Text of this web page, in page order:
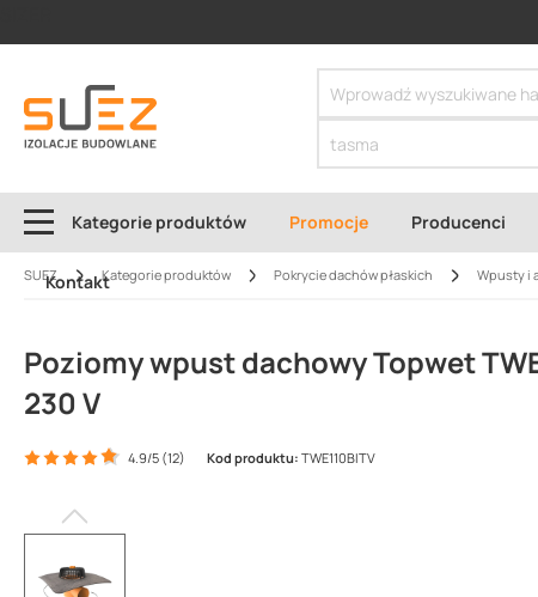
Kategorie produktów Promocje Producenci
Kontakt
SUEZ Kategorie produktów Pokrycie dachów płaskich Wpusty i
Poziomy wpust dachowy Topwet
230 V
4.9/5 (12) Kod produktu: TWE110BITV